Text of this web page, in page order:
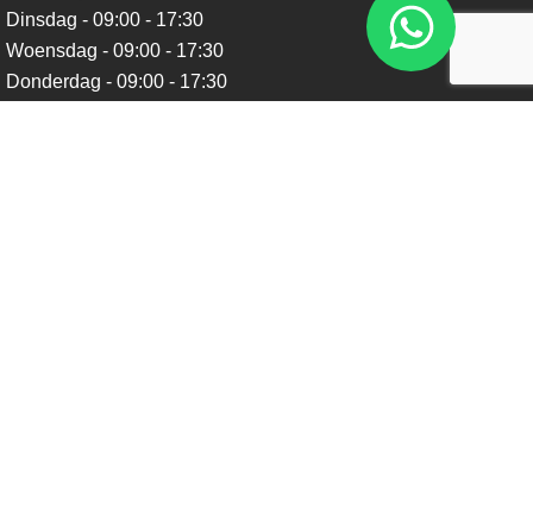
Dinsdag - 09:00 - 17:30
Woensdag - 09:00 - 17:30
Donderdag - 09:00 - 17:30